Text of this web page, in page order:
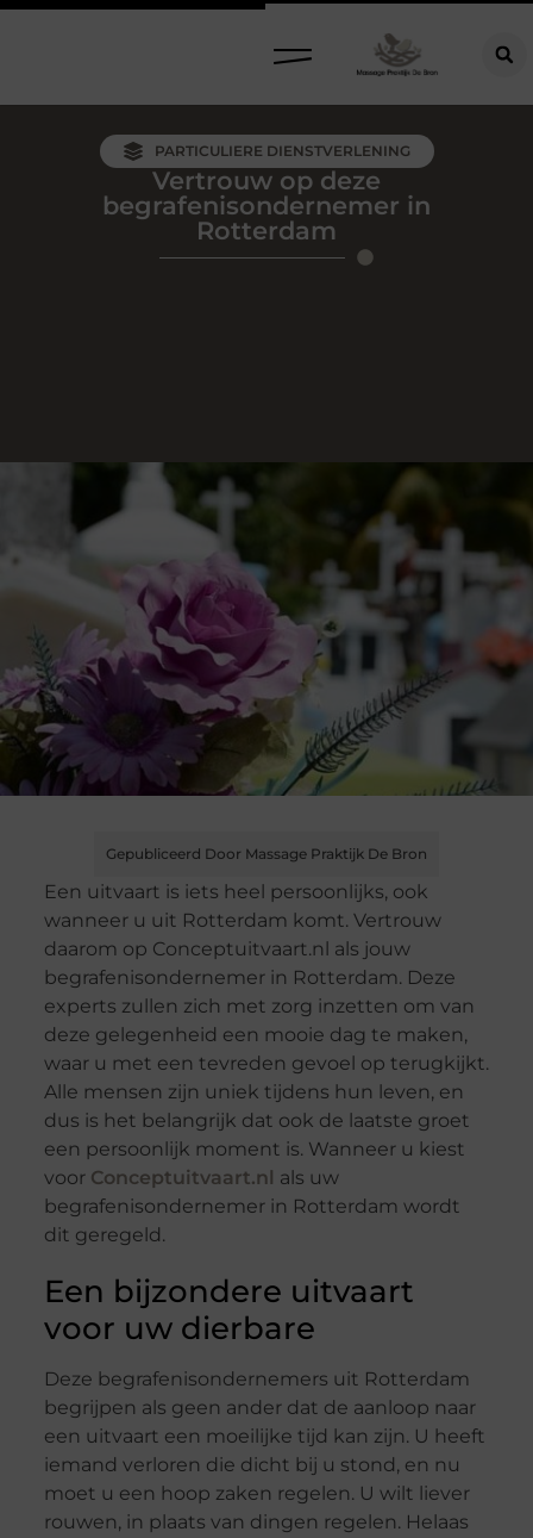
PARTICULIERE DIENSTVERLENING
Vertrouw op deze
begrafenisondernemer in
Rotterdam
Gepubliceerd Door Massage Praktijk De Bron
Een uitvaart is iets heel persoonlijks, ook
wanneer u uit Rotterdam komt. Vertrouw
daarom op Conceptuitvaart.nl als jouw
begrafenisondernemer in Rotterdam. Deze
experts zullen zich met zorg inzetten om van
deze gelegenheid een mooie dag te maken,
waar u met een tevreden gevoel op terugkijkt.
Alle mensen zijn uniek tijdens hun leven, en
dus is het belangrijk dat ook de laatste groet
een persoonlijk moment is. Wanneer u kiest
voor Conceptuitvaart.nl als uw
begrafenisondernemer in Rotterdam wordt
dit geregeld.
Een bijzondere uitvaart
voor uw dierbare
Deze begrafenisondernemers uit Rotterdam
begrijpen als geen ander dat de aanloop naar
een uitvaart een moeilijke tijd kan zijn. U heeft
iemand verloren die dicht bij u stond, en nu
moet u een hoop zaken regelen. U wilt liever
rouwen, in plaats van dingen regelen. Helaas